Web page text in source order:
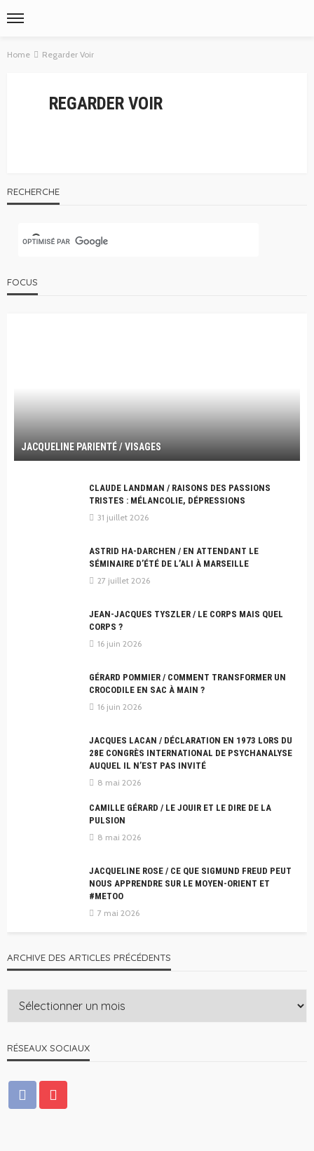
Home Regarder Voir
REGARDER VOIR
RECHERCHE
FOCUS
JACQUELINE PARIENTÉ / VISAGES
CLAUDE LANDMAN / RAISONS DES PASSIONS
TRISTES : MÉLANCOLIE, DÉPRESSIONS
31 juillet 2026
ASTRID HA-DARCHEN / EN ATTENDANT LE
SÉMINAIRE D’ÉTÉ DE L’ALI À MARSEILLE
27 juillet 2026
JEAN-JACQUES TYSZLER / LE CORPS MAIS QUEL
CORPS ?
16 juin 2026
GÉRARD POMMIER / COMMENT TRANSFORMER UN
CROCODILE EN SAC À MAIN ?
16 juin 2026
JACQUES LACAN / DÉCLARATION EN 1973 LORS DU
28E CONGRÈS INTERNATIONAL DE PSYCHANALYSE
AUQUEL IL N’EST PAS INVITÉ
8 mai 2026
CAMILLE GÉRARD / LE JOUIR ET LE DIRE DE LA
PULSION
8 mai 2026
JACQUELINE ROSE / CE QUE SIGMUND FREUD PEUT
NOUS APPRENDRE SUR LE MOYEN-ORIENT ET
#METOO
7 mai 2026
ARCHIVE DES ARTICLES PRÉCÉDENTS
RÉSEAUX SOCIAUX